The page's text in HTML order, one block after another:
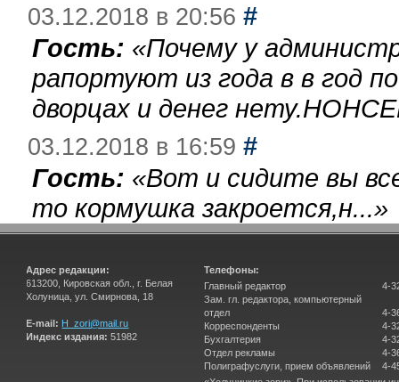
03.12.2018 в 20:56 #
Гость: «Почему у
рапортуют из года в в год
дворцах и денег
03.12.2018 в 16:59 #
Гость: «Вот и сидите вы
то кормушка закроется,н...»
Адрес редакции:
613200, Кировская обл., г. Белая
Холуница, ул. Смирнова, 18
E-mail: H_zori@mail.ru
Индекс издания: 51982
Телефоны:
Главный редактор
Зам. гл. редактора, компьютерный
отдел
Корреспонденты
Бухгалтерия
Отдел рекламы
Полиграфуслуги, прием объявлений
4-
4-
4-
4-
4-
4-